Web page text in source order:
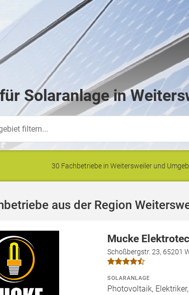
Solaranlage in
30 Fachbetriebe in Weitersweiler und
aus der Region
Mucke
Schoßbergstr. 23, 65201
SOLARANLAGE
Photovoltaik,